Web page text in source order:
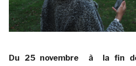
Du 25 novembre à la fin